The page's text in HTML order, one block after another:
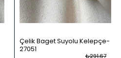
Çelik Baget Suyolu Kelepçe
27051
₺291,67